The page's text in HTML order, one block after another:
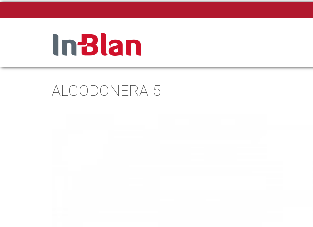
ALGODONERA-5